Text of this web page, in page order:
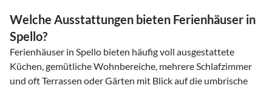
Welche Ausstattungen bieten Ferienhäuser in
Spello?
Ferienhäuser in Spello bieten häufig voll ausgestattete
Küchen, gemütliche Wohnbereiche, mehrere Schlafzimmer
und oft Terrassen oder Gärten mit Blick auf die umbrische